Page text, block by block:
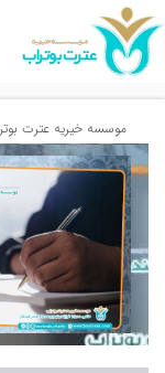
موسسه خیریه عترت